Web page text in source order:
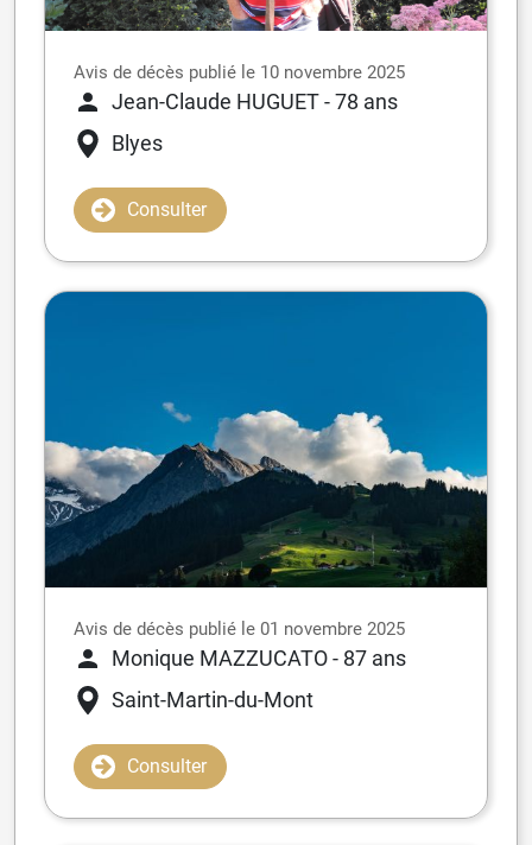
Avis de décès publié le 10 novembre 2025
Jean-Claude HUGUET- 78 ans
Blyes
Consulter
Avis de décès publié le 01 novembre 2025
Monique MAZZUCATO- 87 ans
Saint-Martin-du-Mont
Consulter